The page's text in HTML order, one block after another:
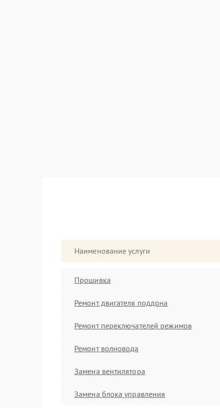
Наименование услуги
Прошивка
Ремонт двигателя поддона
Ремонт переключателей режимов
Ремонт волновода
Замена вентилятора
Замена блока управления